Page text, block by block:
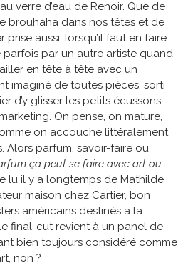
verre d’eau de Renoir. Que de
brouhaha dans nos têtes et de
aussi, lorsqu’il faut en faire
par un autre artiste quand
en tête à tête avec un
imaginé de toutes pièces, sorti
d’y glisser les petits écussons
On pense, on mature,
on accouche littéralement
Alors parfum, savoir-faire ou
ça peut se faire avec art ou
lu il y a longtemps de Mathilde
maison chez Cartier, bon
américains destinés à la
final-cut revient à un panel de
bien toujours considéré comme
non ?